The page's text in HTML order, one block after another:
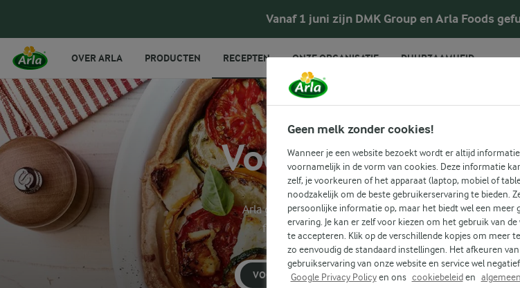
Vanaf 1 juni zijn DMK Group en Arla Foods
OVER ARLA PRODUCTEN RECEPTEN ONZE ORGANISATIE DUURZAAMHEID
Voorgerechten +
Arla geeft je recepten voor alle gelegenheden!
filtermenu om gemakkelijk recepten met jouw
VOORGERECHTEN HARTIGE TAART
Zoek
Geen melk zonder cookies!
Wanneer je een website bezoekt wordt er altijd
voornamelijk in de vorm van cookies. Deze informatie
zelf, je voorkeuren of het apparaat (laptop, mobiel of
noodzakelijk om de beste gebruikerservaring te bieden.
persoonlijke informatie op, maar het biedt wel een meer
ervaring. Je kan er zelf voor kiezen om het gebruik van
te accepteren. Klik op de verschillende kopjes om meer
zo eenvoudig de standaard instellingen. Het afkeuren
gebruikservaring van onze website en service wel
Google Privacy Policyen ons cookiebeleiden